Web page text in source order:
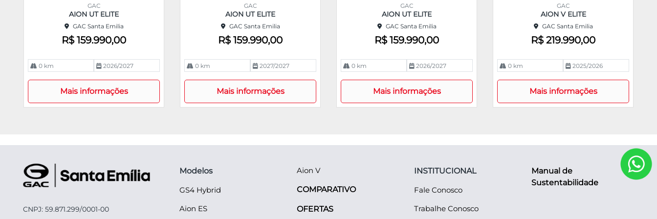
GAC
AION UT ELITE
GAC Santa Emilia
R$ 159.990,00
0 km 2026/2027
Mais informações
GAC
AION UT ELITE
GAC Santa Emilia
R$ 159.990,00
0 km 2027/2027
Mais informações
GAC
AION UT ELITE
GAC Santa Emilia
R$ 159.990,00
0 km 2026/2027
Mais informações
GAC
AION V ELITE
GAC Santa Emilia
R$ 219.990,00
0 km 2025/2026
Mais informações
CNPJ: 59.871.299/0001-00
Modelos
GS4 Hybrid
Aion ES
Aion V
COMPARATIVO
OFERTAS
INSTITUCIONAL
Fale Conosco
Trabalhe Conosco
Manual de
Sustentabilidade